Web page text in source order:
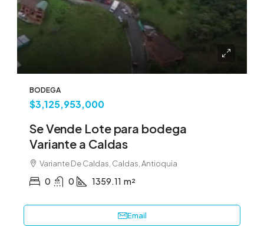
BODEGA
$3,125,953,000
Se Vende Lote para bodega
Variante a Caldas
Variante De Caldas, Caldas, Antioquia
0 0 1359.11 m²
Email